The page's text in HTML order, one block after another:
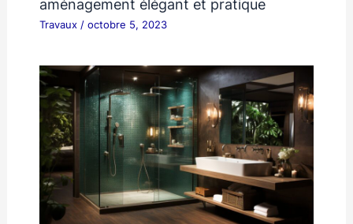
aménagement élégant et pratique
Travaux/ octobre 5, 2023